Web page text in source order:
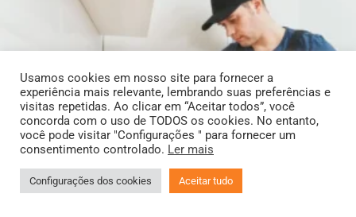
Usamos cookies em nosso site para fornecer a
experiência mais relevante, lembrando suas preferências e
visitas repetidas. Ao clicar em “Aceitar todos”, você
concorda com o uso de TODOS os cookies. No entanto,
você pode visitar "Configurações " para fornecer um
consentimento controlado. Ler mais
Configurações dos cookies Aceitar tudo